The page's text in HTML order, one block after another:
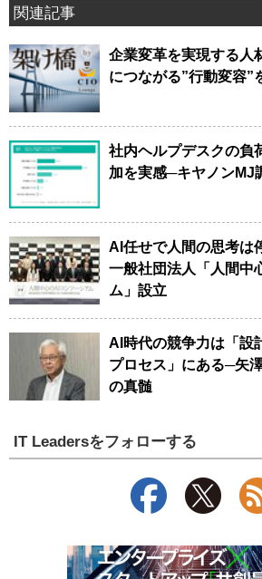
関連記事
企業変革を実現する人
につながる”行動変容”
社内ヘルプデスクの負
加を実感─キヤノンMJ
AI任せで人間の思考は
一般社団法人「人間中
ム」設立
AI時代の競争力は「設
プロセス」にある─矢
の真髄
IT Leadersをフォローする